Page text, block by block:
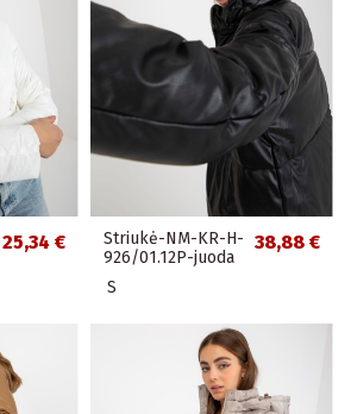
25,34 €
Striukė-NM-KR-H-
926/01.12P-juoda
38,88 €
S